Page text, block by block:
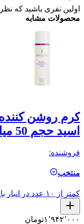
اولین نفری باشید که
محصولات مشابه
کرم روشن
اسید حجم 50 میلی لیتر
فروشنده:
منتخب
کمتر از ۱۰ عدد در انبار باقی مانده
۱٬۹۴۲٬۰۰۰تومان